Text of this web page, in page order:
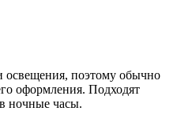
поэтому обычно
оформления. Подходят
ночные часы.